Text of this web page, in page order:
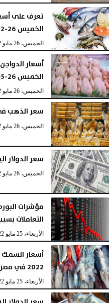
تعرف على
الخميس 26-05/2022
الخميس، 26 مايو 2022
أسعار
الخميس 26-5-2022
الخميس، 26 مايو 2022
سعر الذهب في
الخميس، 26 مايو 2022
سعر الدولار
الخميس، 26 مايو 2022
مؤشرات
التعاملات
الأربعاء، 25 مايو 2022
2022 في مصر
الأربعاء، 25 مايو 2022